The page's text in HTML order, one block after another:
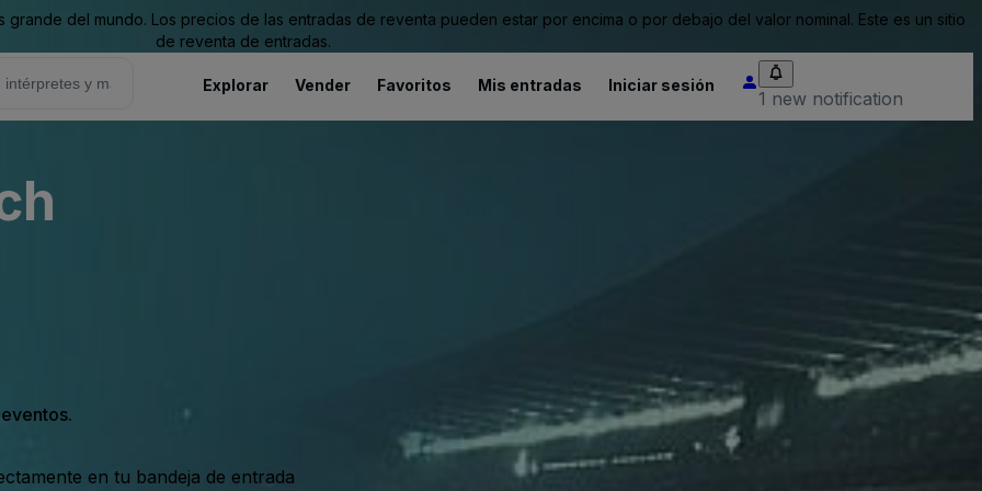
del mundo. Los precios de las entradas de reventa pueden estar por encima o por debajo del valor nominal. Este es un sitio
de reventa de entradas.
Explorar Vender Favoritos Mis entradas Iniciar sesión
1 new notification
en tu bandeja de entrada